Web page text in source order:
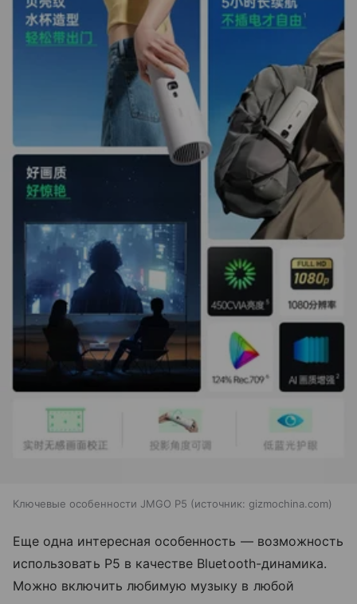
Ключевые особенности JMGO P5 источник: gizmochina.com
Еще одна интересная особенность — возможность
использовать P5 в качестве Bluetooth-динамика.
Можно включить любимую музыку в любой